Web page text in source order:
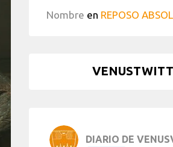
Nombre en REPOSO
DIARIO DE